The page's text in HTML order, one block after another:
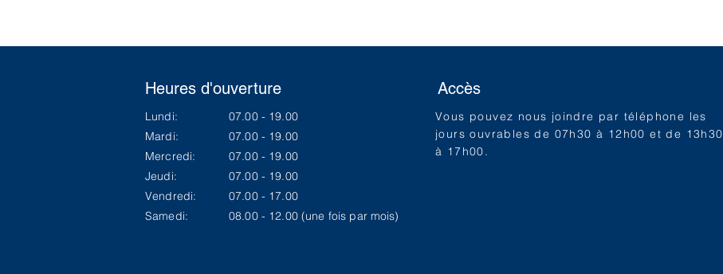
Heures d'ouverture Accès
Lundi:
Mardi:
Mercredi:
Jeudi:
Vendredi:
Samedi:
07.00 - 19.00
07.00 - 19.00
07.00 - 19.00
07.00 - 19.00
07.00 - 17.00
08.00 - 12.00 (une fois par mois)
Vous pouvez nous joindre par téléphone les
jours ouvrables de 07h30 à 12h00 et de 13h30
à 17h00.